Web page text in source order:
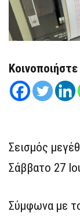
Κοινοποιήστε
Σεισμός
Σάββατο 27
Σύμφωνα με